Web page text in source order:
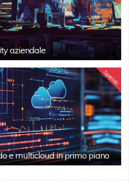
aziendale
Speciali
e multicloud in primo piano